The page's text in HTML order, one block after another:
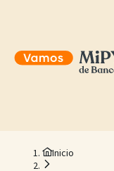
Inicio